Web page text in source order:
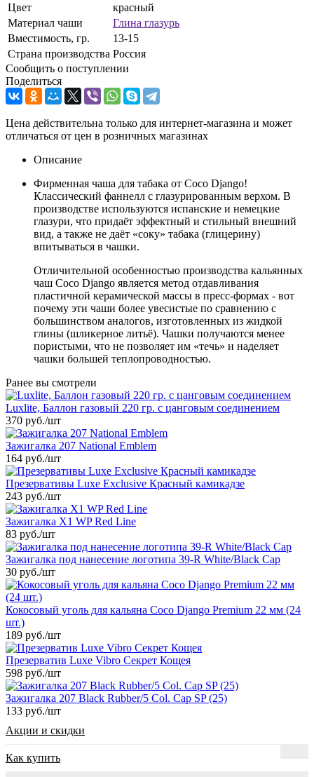
Цвет
красный
Материал чаши
Глина глазурь
Вместимость, гр.
13-15
Страна производства Россия
Сообщить о поступлении
Поделиться
Цена действительна только для интернет-магазина и может
отличаться от цен в розничных магазинах
Описание
Фирменная чаша для табака от Coco Django!
Классический фаннелл с глазурированным верхом. В
производстве используются испанские и немецкие
глазури, что придаёт эффектный и стильный внешний
вид, а также не даёт «соку» табака (глицерину)
впитываться в чашки.
Отличительной особенностью производства кальянных
чаш Coco Django является метод отдавливания
пластичной керамической массы в пресс-формах - вот
почему эти чаши более увесистые по сравнению с
большинством аналогов, изготовленных из жидкой
глины (шликерное литьё). Чашки получаются менее
пористыми, что не позволяет им «течь» и наделяет
чашки большей теплопроводностью.
Ранее вы смотрели
Luxlite, Баллон газовый 220 гр. с цанговым соединением
370 руб./шт
Зажигалка 207 National Emblem
164 руб./шт
Презервативы Luxe Exclusive Красный камикадзе
243 руб./шт
Зажигалка X1 WP Red Line
83 руб./шт
Зажигалка под нанесение логотипа 39-R White/Black Cap
30 руб./шт
Кокосовый уголь для кальяна Coco Django Premium 22 мм (24
шт.)
189 руб./шт
Презерватив Luxe Vibro Секрет Кощея
598 руб./шт
Зажигалка 207 Black Rubber/5 Col. Cap SP (25)
133 руб./шт
Акции и скидки
Как купить